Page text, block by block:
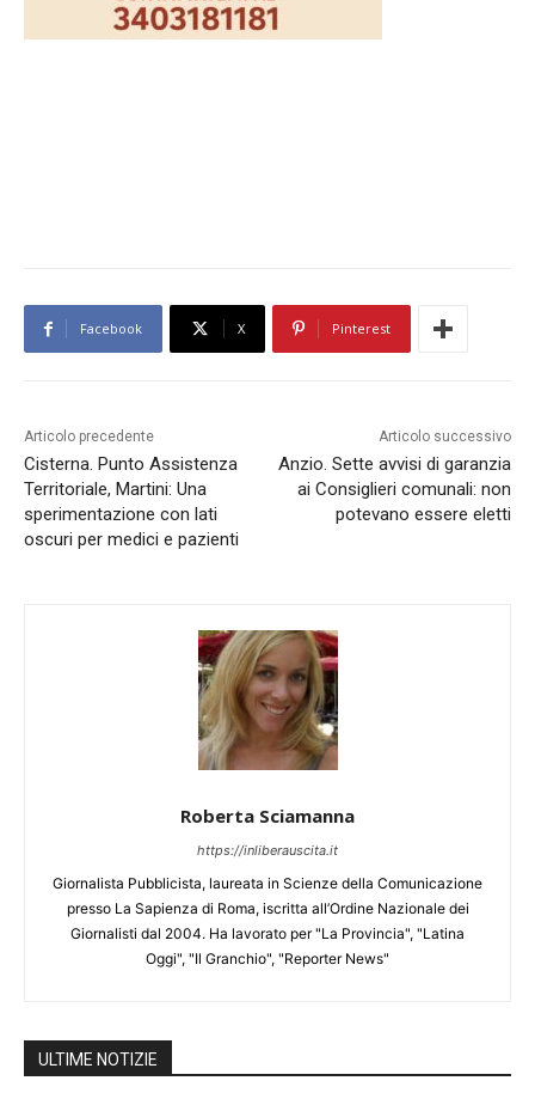
Facebook X Pinterest
Articolo precedente
Cisterna. Punto Assistenza
Territoriale, Martini: Una
sperimentazione con lati
oscuri per medici e pazienti
Articolo successivo
Anzio. Sette avvisi di garanzia
ai Consiglieri comunali: non
potevano essere eletti
Roberta Sciamanna
https://inliberauscita.it
Giornalista Pubblicista, laureata in Scienze della Comunicazione
presso La Sapienza di Roma, iscritta all’Ordine Nazionale dei
Giornalisti dal 2004. Ha lavorato per "La Provincia", "Latina
Oggi", "Il Granchio", "Reporter News"
ULTIME NOTIZIE